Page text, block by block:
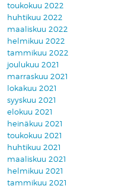
toukokuu 2022
huhtikuu 2022
maaliskuu 2022
helmikuu 2022
tammikuu 2022
joulukuu 2021
marraskuu 2021
lokakuu 2021
syyskuu 2021
elokuu 2021
heinäkuu 2021
toukokuu 2021
huhtikuu 2021
maaliskuu 2021
helmikuu 2021
tammikuu 2021